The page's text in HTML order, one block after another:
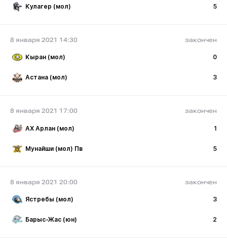
Кулагер (мол) 5
8 января 2021 14:30 закончен
Кыран (мол) 0
Астана (мол) 3
8 января 2021 17:00 закончен
АХ Арлан (мол) 1
Мунайши (мол) Пв 5
8 января 2021 20:00 закончен
Ястребы (мол) 3
Барыс-Жас (юн) 2